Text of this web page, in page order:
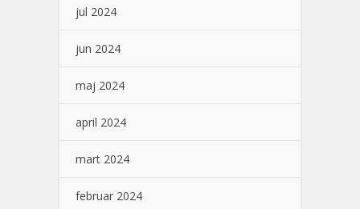
jul 2024
jun 2024
maj 2024
april 2024
mart 2024
februar 2024